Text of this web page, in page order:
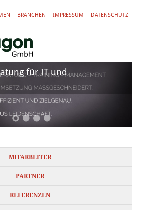
BRANCHEN IMPRESSUM DATENSCHUTZ
für IT und
MITARBEITER
PARTNER
REFERENZEN